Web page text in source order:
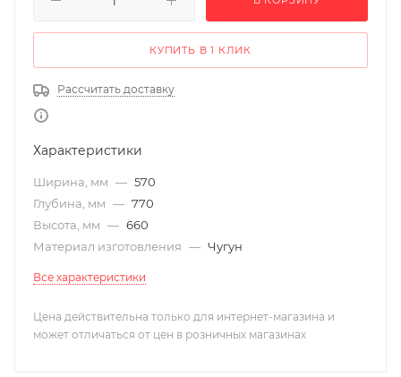
КУПИТЬ В 1 КЛИК
Рассчитать доставку
Характеристики
Ширина, мм — 570
Глубина, мм — 770
Высота, мм — 660
Материал изготовления — Чугун
Все характеристики
Цена действительна только для интернет-магазина и
может отличаться от цен в розничных магазинах